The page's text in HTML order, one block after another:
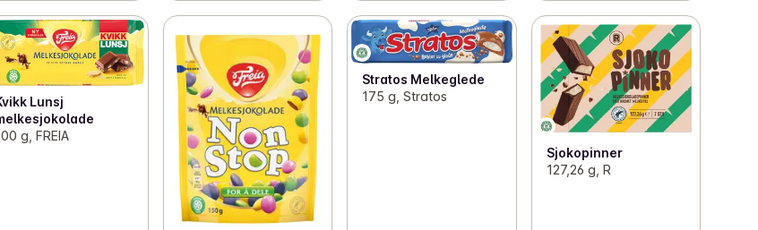
Lunsj
g, FREIA
Stratos Melkeglede
175 g, Stratos
Sjokopinner
127,26 g, R